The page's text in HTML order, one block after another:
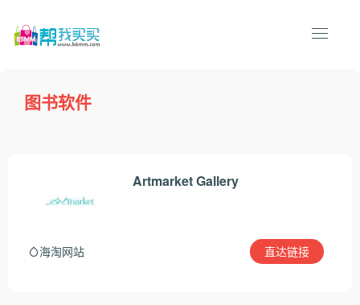
图书软件
Artmarket Gallery
海淘网站 直达链接